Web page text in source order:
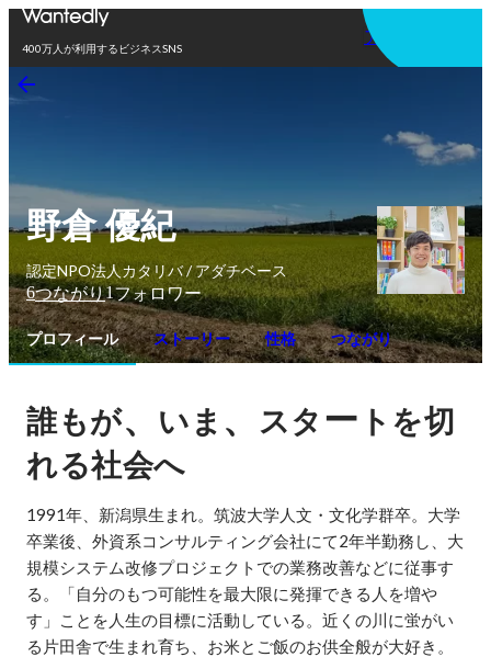
400万人が利用するビジネスSNS
アプリを使う
野倉 優紀
認定NPO法人カタリバ / アダチベース
6つながり1フォロワー
プロフィール ストーリー 性格 つながり
誰もが、 いま 、 スター トを切
れる社会へ
1991年、新潟県生まれ。筑波大学人文・文化学群卒。大学
卒業後、外資系コンサルティング会社にて2年半勤務し、大
規模システム改修プロジェクトでの業務改善などに従事す
る。「自分のもつ可能性を最大限に発揮できる人を増や
す」ことを人生の目標に活動している。近くの川に蛍がい
る片田舎で生まれ育ち、お米とご飯のお供全般が大好き。